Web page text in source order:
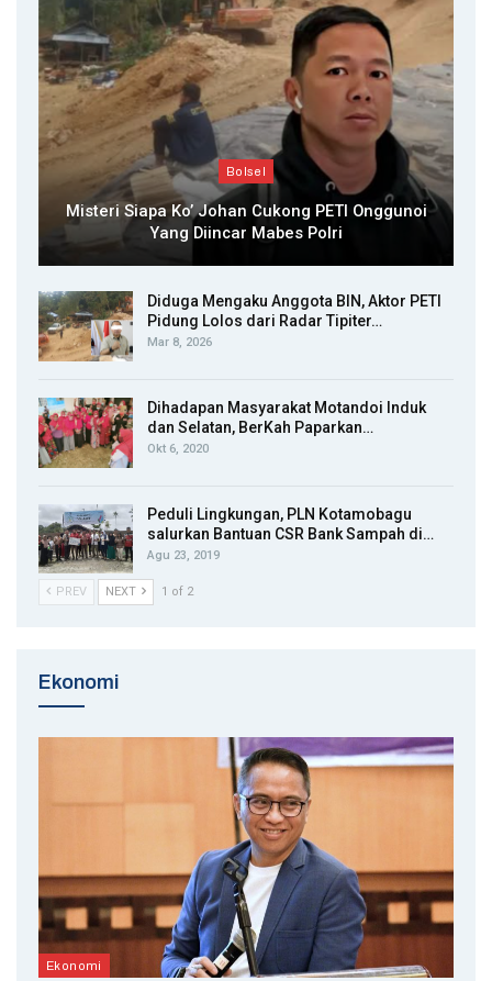
Bolsel
Misteri Siapa Ko’ Johan Cukong PETI Onggunoi
Yang Diincar Mabes Polri
Diduga Mengaku Anggota BIN, Aktor PETI
Pidung Lolos dari Radar Tipiter…
Mar 8, 2026
Dihadapan Masyarakat Motandoi Induk
dan Selatan, BerKah Paparkan…
Okt 6, 2020
Peduli Lingkungan, PLN Kotamobagu
salurkan Bantuan CSR Bank Sampah di…
Agu 23, 2019
PREV NEXT 1 of 2
Ekonomi
Ekonomi